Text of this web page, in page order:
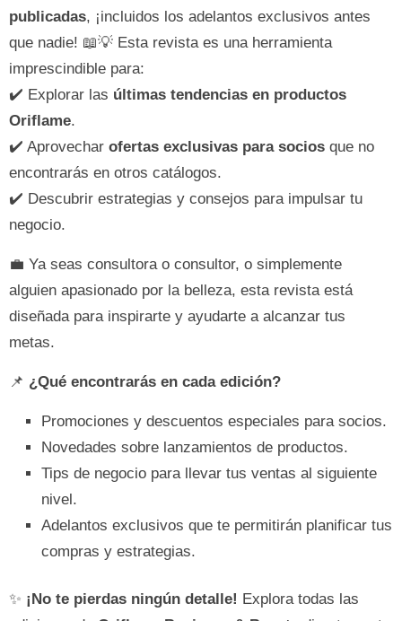
publicadas, ¡incluidos los adelantos exclusivos antes
que nadie! 📖💡 Esta revista es una herramienta
imprescindible para:
✔️ Explorar las últimas tendencias en productos
Oriflame.
✔️ Aprovechar ofertas exclusivas para socios que no
encontrarás en otros catálogos.
✔️ Descubrir estrategias y consejos para impulsar tu
negocio.
💼 Ya seas consultora o consultor, o simplemente
alguien apasionado por la belleza, esta revista está
diseñada para inspirarte y ayudarte a alcanzar tus
metas.
📌 ¿Qué encontrarás en cada edición?
Promociones y descuentos especiales para socios.
Novedades sobre lanzamientos de productos.
Tips de negocio para llevar tus ventas al siguiente
nivel.
Adelantos exclusivos que te permitirán planificar tus
compras y estrategias.
✨ ¡No te pierdas ningún detalle! Explora todas las